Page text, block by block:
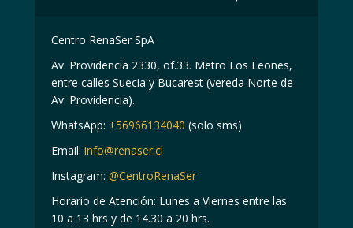
Centro RenaSer SpA
Av. Providencia 2330, of.33. Metro Los Leones,
entre calles Suecia y Bucarest (vereda Norte de
Av. Providencia).
WhatsApp: +56966134040 (solo sms)
Email: info@renaser.cl
Instagram: @CentroRenaSer
Horario de Atención: Lunes a Viernes entre las
10 a 13 hrs y de 14.30 a 20 hrs.